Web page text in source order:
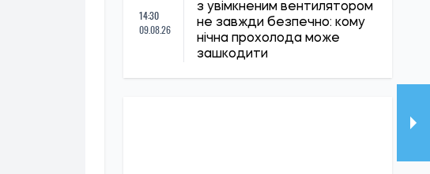
14:30
09.08.26
з увімкненим вентилятором
не завжди безпечно: кому
нічна прохолода може
зашкодити